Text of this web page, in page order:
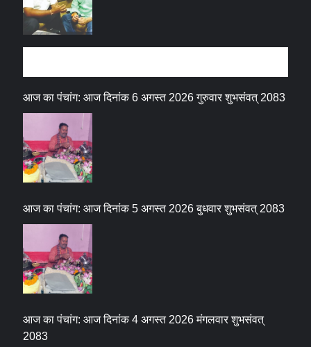
आज का पंचांग: आज दिनांक 6 अगस्त 2026 गुरुवार शुभसंवत् 2083
आज का पंचांग: आज दिनांक 5 अगस्त 2026 बुधवार शुभसंवत् 2083
आज का पंचांग: आज दिनांक 4 अगस्त 2026 मंगलवार शुभसंवत्
2083